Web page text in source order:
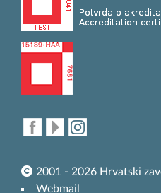
2001 - 2026 Hrvatski
Webmail